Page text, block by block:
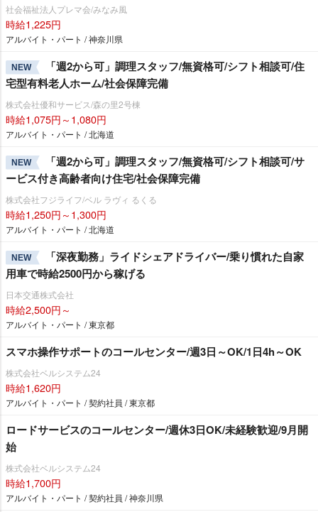
社会福祉法人プレマ会/みなみ風
時給1,225円
アルバイト・パート / 神奈川県
NEW
「週2から可」調理スタッフ/無資格可/シフト相談可/住
宅型有料老人ホーム/社会保障完備
株式会社優和サービス/森の里2号棟
時給1,075円～1,080円
アルバイト・パート / 北海道
NEW
「週2から可」調理スタッフ/無資格可/シフト相談可/サ
ービス付き高齢者向け住宅/社会保障完備
株式会社フジライフ/ベル ラヴィ るくる
時給1,250円～1,300円
アルバイト・パート / 北海道
NEW
「深夜勤務」ライドシェアドライバー/乗り慣れた自家
用車で時給2500円から稼げる
日本交通株式会社
時給2,500円～
アルバイト・パート / 東京都
スマホ操作サポートのコールセンター/週3日～OK/1日4h～OK
株式会社ベルシステム24
時給1,620円
アルバイト・パート / 契約社員 / 東京都
ロードサービスのコールセンター/週休3日OK/未経験歓迎/9月開
始
株式会社ベルシステム24
時給1,700円
アルバイト・パート / 契約社員 / 神奈川県